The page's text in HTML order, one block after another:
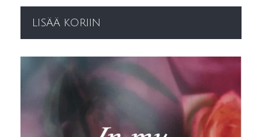
LISÄÄ KORIIN